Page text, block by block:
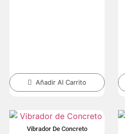
Añadir Al Carrito
Vibrador De Concreto